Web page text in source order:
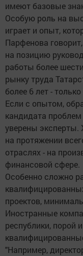
имеют базовые
Особую роль на
играет и опыт,
Парфенова
на позицию
работы более
рынку труда
более 6 лет -
Если с опытом,
кандидата
уверены эксперты.
на протяжении
отраслях - на
финансовой сфере.
Особенно сложно
проектов,
Иностранные
республики, порой
"Например,